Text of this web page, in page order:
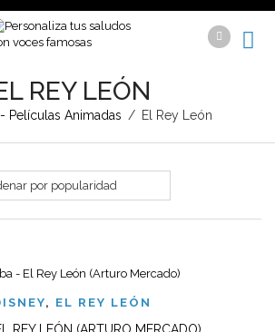
REY LEÓN
Películas Animadas / El Rey León
, EL REY LEÓN
REY LEÓN (ARTURO MERCADO)